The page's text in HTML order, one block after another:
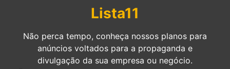
Lista11
Não perca tempo, conheça nossos planos para
anúncios voltados para a propaganda e
divulgação da sua empresa ou negócio.